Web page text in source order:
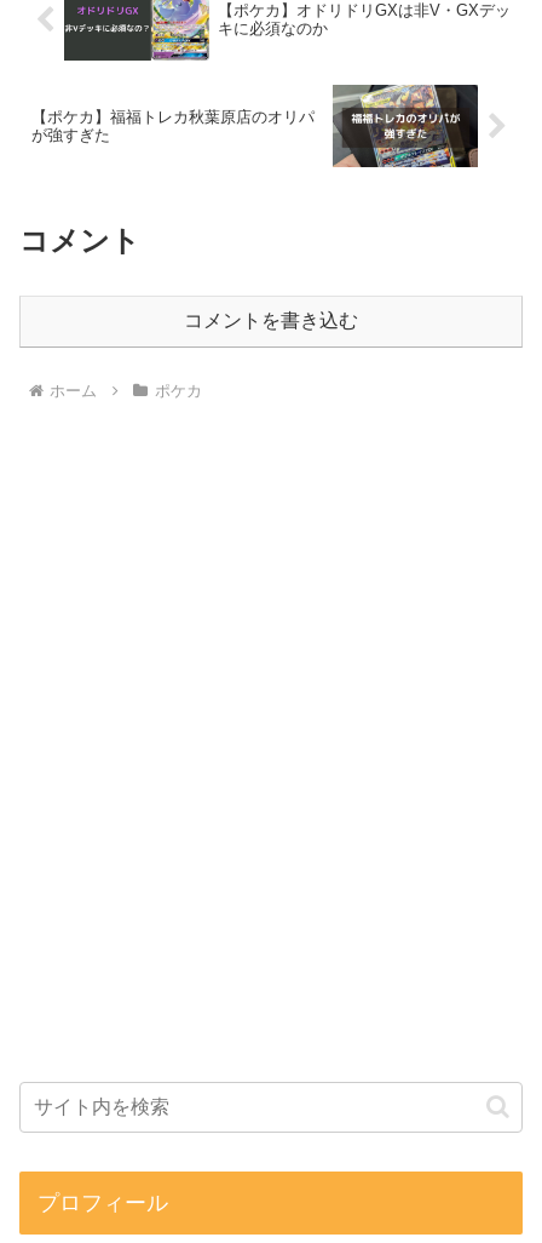
【ポケカ】オドリドリGXは非V・GXデッ
キに必須なのか
【ポケカ】福福トレカ秋葉原店のオリパ
が強すぎた
コメント
コメントを書き込む
ホーム ポケカ
プロフィール